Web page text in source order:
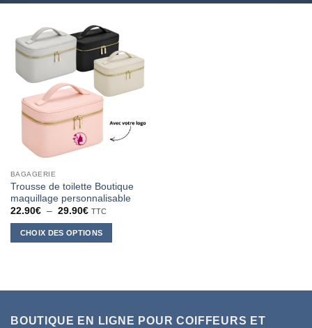
BAGAGERIE
Trousse de toilette Boutique
maquillage personnalisable
22.90€ – 29.90€Plage
prix :
22.90€
TTC
CHOIX DES OPTIONS
plusieurs
Les
BOUTIQUE EN LIGNE POUR COIFFEURS ET